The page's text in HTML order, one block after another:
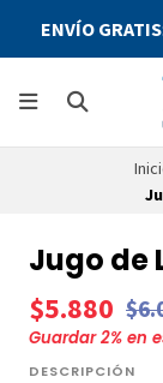
ENVÍO GRATIS
Jugo de
$5.880
Guardar2% en
DESCRIPCIÓN